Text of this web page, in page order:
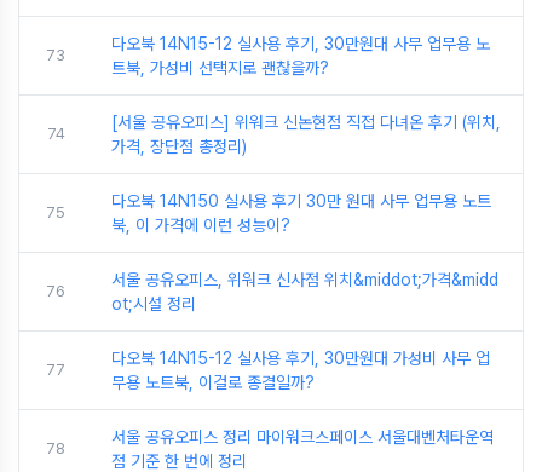
73
다오북 14N15-12 실사용 후기, 30만원대 사무 업무용 노
트북, 가성비 선택지로 괜찮을까?
74
[서울 공유오피스] 위워크 신논현점 직접 다녀온 후기 (위치,
가격, 장단점 총정리)
75
다오북 14N150 실사용 후기 30만 원대 사무 업무용 노트
북, 이 가격에 이런 성능이?
76
서울 공유오피스, 위워크 신사점 위치&middot;가격&midd
ot;시설 정리
77
다오북 14N15-12 실사용 후기, 30만원대 가성비 사무 업
무용 노트북, 이걸로 종결일까?
78
서울 공유오피스 정리 마이워크스페이스 서울대벤처타운역
점 기준 한 번에 정리